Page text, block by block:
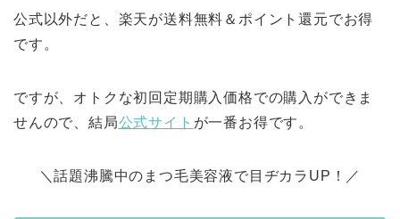
公式以外だと、楽天が送料無料＆ポイント還元でお得
です。
ですが、オトクな初回定期購入価格での購入ができま
せんので、結局公式サイト が一番お得です。
＼話題沸騰中のまつ毛美容液で目ヂカラUP！／